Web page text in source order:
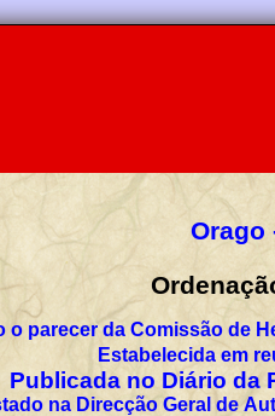
Orago
o parecer da Comissão de
Estabelecida em
Publicada no Diário da
na Direcção Geral de